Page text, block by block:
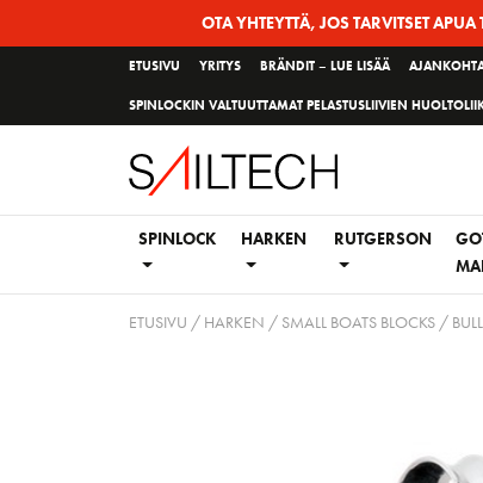
OTA YHTEYTTÄ, JOS TARVITSET
ETUSIVU YRITYS BRÄNDIT – LUE LISÄÄ
SPINLOCKIN VALTUUTTAMAT PELASTUSLIIVIEN
SPINLOCK HARKEN RUTGERSON
ETUSIVU / HARKEN / SMALL BOATS BLOCKS/